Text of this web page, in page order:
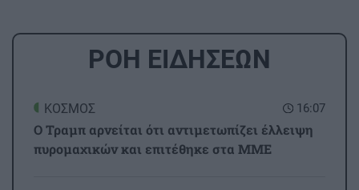
ΡΟΗ ΕΙΔΗΣΕΩΝ
16:07
ΚΟΣΜΟΣ
Ο Τραμπ αρνείται ότι αντιμετωπίζει έλλειψη
πυρομαχικών και επιτέθηκε στα ΜΜΕ